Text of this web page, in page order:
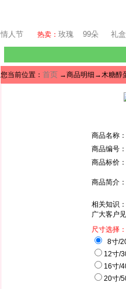
情人节 热卖： 玫瑰 99朵 礼
您当前位置： 首页 →商品明细→木糖醇
商品名
商品编号：
商品标价
商品简介
相关知识
广大客户
尺寸选择：
8寸/
12寸/
16寸/
20寸/